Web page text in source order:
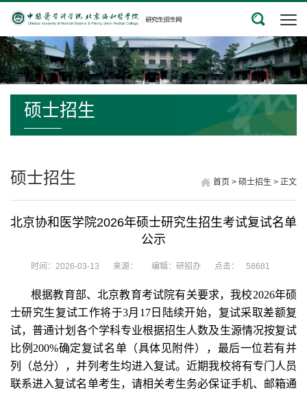
硕士招生
硕士招生 首页 > 硕士招生 > 正文
北京协和医学院2026年硕士研究生招生考试复试名单
公示
时间：2026-03-13 来源： 编辑：研招办 点击： 58681
根据教育部、北京教育考试院有关要求，我校2026年硕
士研究生复试工作将于3月 17日陆续开始，复试采取差额复
试，普通计划 各个学科专业根据招生人数及生源情况按复试
比例 200%确定复试名单（具体见附件），最后一位若有并
列（总分），并列考生均进入复试。近期我校将有专门人员
联系进入复试名单考生，请相关考生务必保证手机、邮箱通